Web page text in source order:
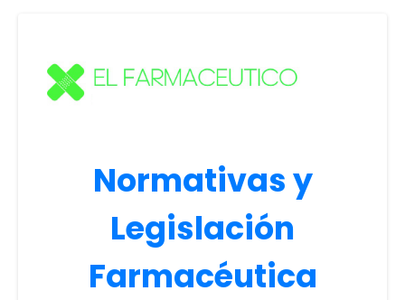
Normativas y
Legislación
Farmacéutica